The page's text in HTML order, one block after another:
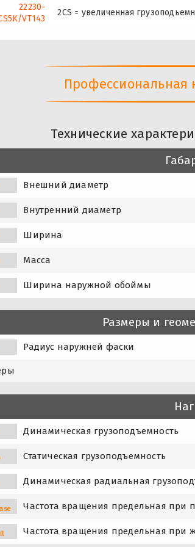
22230-
VT143
2CS = увеличенная
Профессиональная
Технические
Внешний диаметр
Внутренний диаметр
Ширина
Масса
Ширина наружной обоймы
Размеры и
Радиус наружней фаски
Динамическая грузоподъемность
Статическая грузоподъемность
Динамическая радиальная
Частота вращения предельная при
Частота вращения предельная при